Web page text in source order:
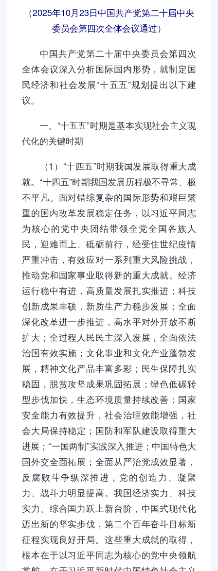
（2025年10月23日中国共产党第二十届中央
委员会第四次全体会议通过）
中国共产党第二十届中央委员会第四次
全体会议深入分析国际国内形势，就制定国
民经济和社会发展“十五五”规划提出以下建
议。
一、“十五五”时期是基本实现社会主义现
代化的关键时期
（1）“十四五”时期我国发展取得重大成
就。“十四五”时期我国发展历程极不寻常、极
不平凡。面对错综复杂的国际形势和艰巨繁
重的国内改革发展稳定任务，以习近平同志
为核心的党中央团结带领全党全国各族人
民，迎难而上、砥砺前行，经受住世纪疫情
严重冲击，有效应对一系列重大风险挑战，
推动党和国家事业取得新的重大成就。经济
运行稳中有进，高质量发展扎实推进；科技
创新成果丰硕，新质生产力稳步发展；全面
深化改革进一步推进，高水平对外开放不断
扩大；全过程人民民主深入发展，全面依法
治国有效实施；文化事业和文化产业蓬勃发
展，精神文化产品丰富多彩；民生保障扎实
稳固，脱贫攻坚成果巩固拓展；绿色低碳转
型步伐加快，生态环境质量持续改善；国家
安全能力有效提升，社会治理效能增强，社
会大局保持稳定；国防和军队建设取得重大
进展；“一国两制”实践深入推进；中国特色大
国外交全面拓展；全面从严治党成效显著，
反腐败斗争纵深推进，党的创造力、凝聚
力、战斗力明显提高。我国经济实力、科技
实力、综合国力跃上新台阶，中国式现代化
迈出新的坚实步伐，第二个百年奋斗目标新
征程实现良好开局。这些重大成就的取得，
根本在于以习近平同志为核心的党中央领航